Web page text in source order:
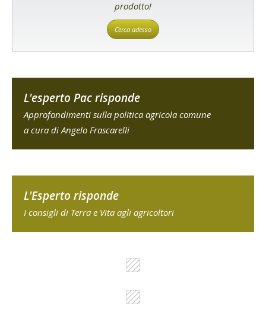
prodotto!
Cerca adesso
L'esperto Pac risponde
Approfondimenti sulla politica agricola comune
a cura di Angelo Frascarelli
L'Esperto risponde
I consigli di Terra e Vita agli agricoltori